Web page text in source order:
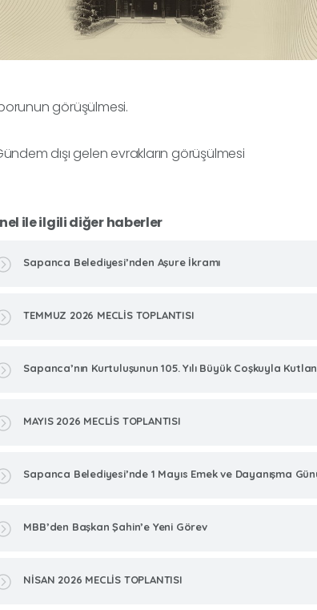
görüşülmesi.
dışı gelen evrakların görüşülmesi
ile ilgili diğer haberler
Sapanca Belediyesi’nden Aşure İkramı
TEMMUZ 2026 MECLİS TOPLANTISI
Sapanca’nın Kurtuluşunun 105. Yılı Büyük Coşkuyla
MAYIS 2026 MECLİS TOPLANTISI
Sapanca Belediyesi’nde 1 Mayıs Emek ve Dayanışma
MBB’den Başkan Şahin’e Yeni Görev
NİSAN 2026 MECLİS TOPLANTISI